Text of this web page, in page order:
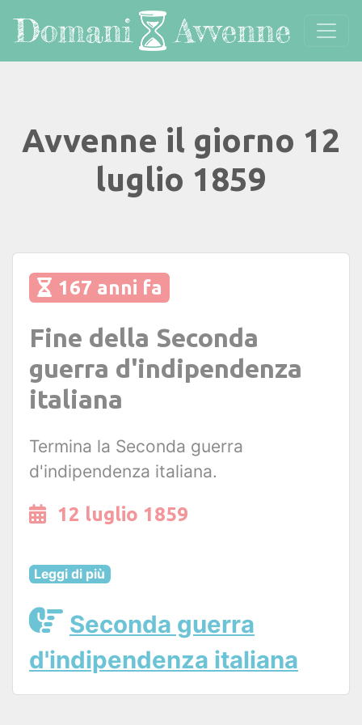
Avvenne il giorno 12
luglio 1859
167 anni fa
Fine della Seconda
guerra d'indipendenza
italiana
Termina la Seconda guerra
d'indipendenza italiana.
12 luglio 1859
Leggi di più
Seconda guerra
d'indipendenza italiana